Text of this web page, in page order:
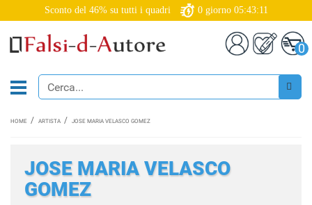
Sconto del 46% su tutti i quadri 0 giorno 05:43:10
0
HOME ARTISTA JOSE MARIA VELASCO GOMEZ
JOSE MARIA VELASCO
GOMEZ